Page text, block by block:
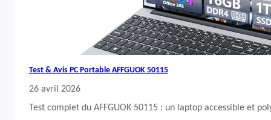
Test & Avis PC Portable AFFGUOK 50115
26 avril 2026
Test complet du AFFGUOK 50115 : un laptop accessible